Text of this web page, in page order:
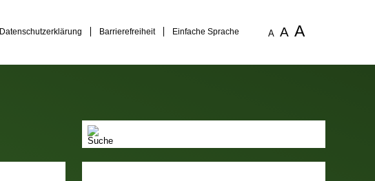
Datenschutzerklärung Barrierefreiheit Einfache Sprache A A A